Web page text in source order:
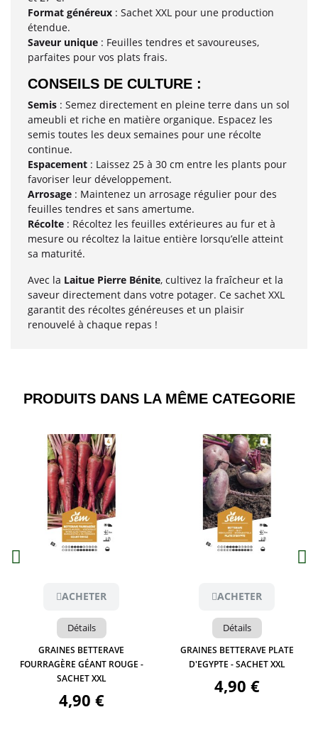
Format généreux : Sachet XXL pour une production
étendue.
Saveur unique : Feuilles tendres et savoureuses,
parfaites pour vos plats frais.
CONSEILS DE CULTURE :
Semis : Semez directement en pleine terre dans un sol
ameubli et riche en matière organique. Espacez les
semis toutes les deux semaines pour une récolte
continue.
Espacement : Laissez 25 à 30 cm entre les plants pour
favoriser leur développement.
Arrosage : Maintenez un arrosage régulier pour des
feuilles tendres et sans amertume.
Récolte : Récoltez les feuilles extérieures au fur et à
mesure ou récoltez la laitue entière lorsqu’elle atteint
sa maturité.
Avec la Laitue Pierre Bénite, cultivez la fraîcheur et la
saveur directement dans votre potager. Ce sachet XXL
garantit des récoltes généreuses et un plaisir
renouvelé à chaque repas !
PRODUITS DANS LA MÊME CATEGORIE​
Aperçu
ACHETER
Détails
GRAINES BETTERAVE
FOURRAGÈRE GÉANT ROUGE -
SACHET XXL
4,90 €
Aperçu
ACHETER
Détails
GRAINES BETTERAVE PLATE
D'EGYPTE - SACHET XXL
4,90 €